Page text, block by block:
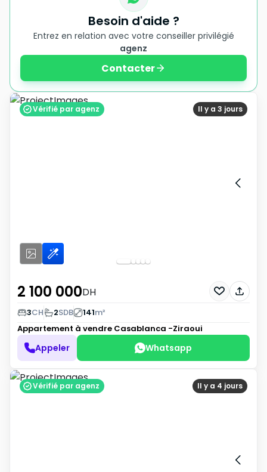
Besoin d'aide ?
Entrez en relation avec votre conseiller privilégié
agenz
Contacter
Il y a 3 jours
Vérifié par agenz
2 100 000DH
3CH 2SDB 141m²
Appartement à vendre Casablanca -Ziraoui
Appeler Whatsapp
Il y a 4 jours
Vérifié par agenz